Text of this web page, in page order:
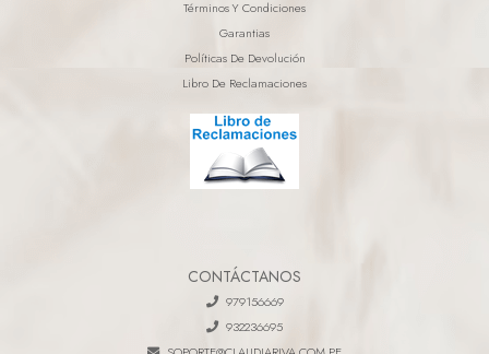
Términos Y Condiciones
Garantias
Políticas De Devolución
Libro De Reclamaciones
CONTÁCTANOS
979156669
932236695